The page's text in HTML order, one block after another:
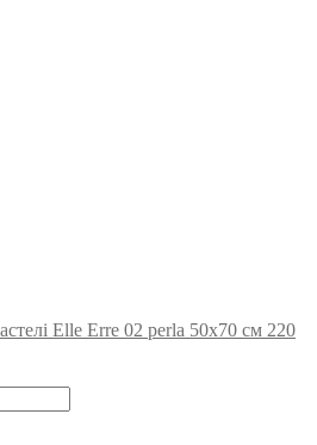
Elle Erre 02 perla 50х70 см 220